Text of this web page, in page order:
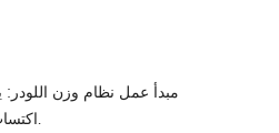
مبدأ عمل نظام وزن
اكتساب الإشارة بشكل عام بواسطة جهاز استشعار أو جهاز إرسال. تعد دقة الحصول على الإشارة مهمة جدًا لدقة وزن اللودر.